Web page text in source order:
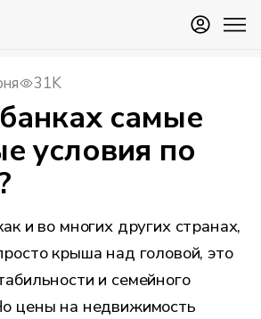
31K
самые
условия по
и во многих других странах,
крыша над головой, это
и семейного
цены на недвижимость